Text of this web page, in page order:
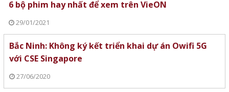
6 bộ phim hay nhất để xem trên VieON
29/01/2021
Bắc Ninh: Không ký kết triển khai dự án Owifi 5G
với CSE Singapore
27/06/2020